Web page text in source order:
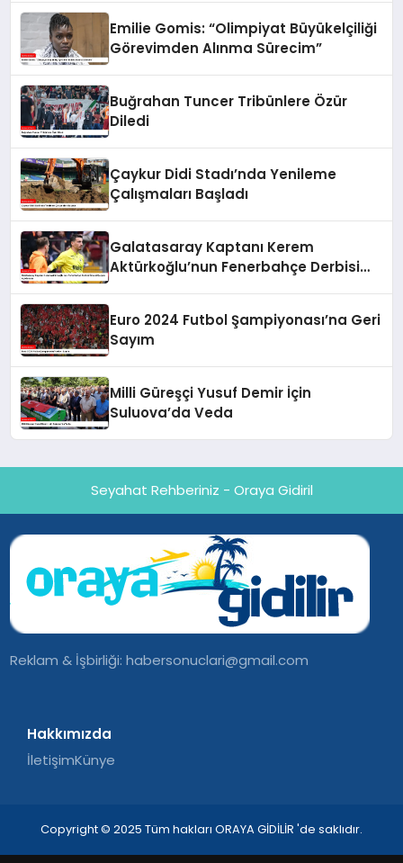
Emilie Gomis: “Olimpiyat Büyükelçiliği
Görevimden Alınma Sürecim”
Buğrahan Tuncer Tribünlere Özür
Diledi
Çaykur Didi Stadı’nda Yenileme
Çalışmaları Başladı
Galatasaray Kaptanı Kerem
Aktürkoğlu’nun Fenerbahçe Derbisi
Euro 2024 Futbol Şampiyonası’na Geri
Sayım
Milli Güreşçi Yusuf Demir İçin
Suluova’da Veda
Seyahat Rehberiniz - Oraya Gidiril
Reklam & İşbirliği:habersonuclari@gmail.com
Hakkımızda
İletişimKünye
Copyright © 2025 Tüm hakları ORAYA GİDİLİR 'de saklıdır.